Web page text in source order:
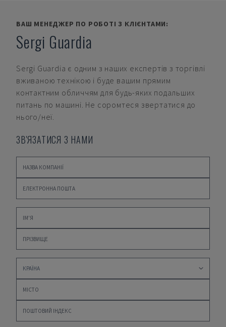
ВАШ МЕНЕДЖЕР ПО РОБОТІ З КЛІЄНТАМИ:
Sergi Guardia
Sergi Guardia є одним з наших експертів з торгівлі
вживаною технікою і буде вашим прямим
контактним обличчям для будь-яких подальших
питань по машині. Не соромтеся звертатися до
нього/неї.
ЗВ'ЯЗАТИСЯ З НАМИ